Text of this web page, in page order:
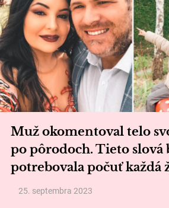
Muž okomentoval telo
po pôrodoch. Tieto slová
potrebovala počuť každá
25. septembra 2023